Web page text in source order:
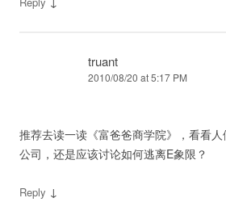
truant
2010/08/20 at 5:17 PM
推荐去读一读《富爸爸商学院》，看看
公司，还是应该讨论如何逃离E象限？
Reply ↓